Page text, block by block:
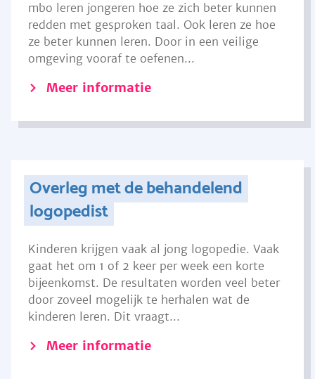
mbo leren jongeren hoe ze zich beter kunnen
redden met gesproken taal. Ook leren ze hoe
ze beter kunnen leren. Door in een veilige
omgeving vooraf te oefenen...
Meer informatie
Overleg met de behandelend
logopedist
Kinderen krijgen vaak al jong logopedie. Vaak
gaat het om 1 of 2 keer per week een korte
bijeenkomst. De resultaten worden veel beter
door zoveel mogelijk te herhalen wat de
kinderen leren. Dit vraagt...
Meer informatie